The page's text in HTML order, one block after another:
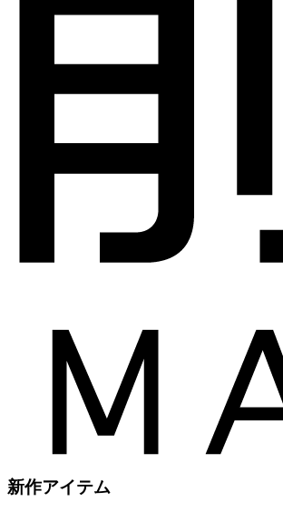
新作アイテム